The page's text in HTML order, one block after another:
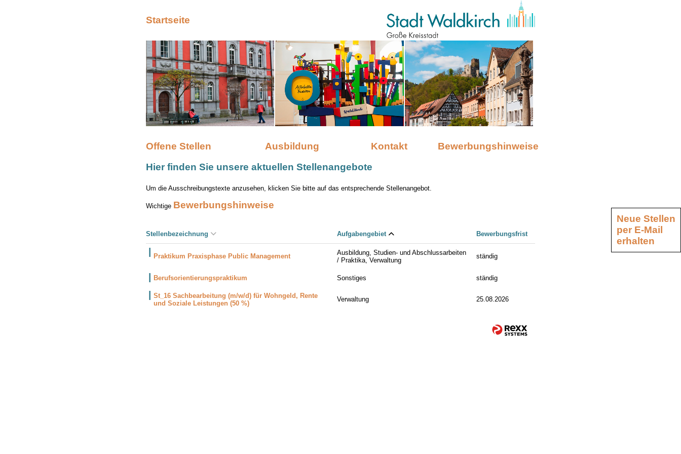
Startseite
Offene Stellen Ausbildung Kontakt
Bewerbungshinweise
Hier finden Sie unsere aktuellen Stellenangebote
Um die Ausschreibungstexte anzusehen, klicken Sie bitte auf das entsprechende Stellenangebot.
Wichtige Bewerbungshinweise
Stellenbezeichnung Aufgabengebiet Bewerbungsfrist
Praktikum Praxisphase Public Management
Ausbildung, Studien- und Abschlussarbeiten
/ Praktika, Verwaltung
ständig
Berufsorientierungspraktikum Sonstiges ständig
St_16 Sachbearbeitung (m/w/d) für Wohngeld, Rente
und Soziale Leistungen (50 %)
Verwaltung 25.08.2026
Neue Stellen
per E-Mail
erhalten